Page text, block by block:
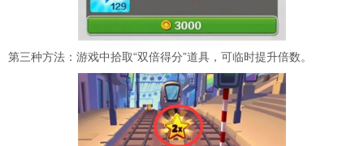
第三种方法：游戏中拾取“双倍得分”道具，可临时提升倍数。